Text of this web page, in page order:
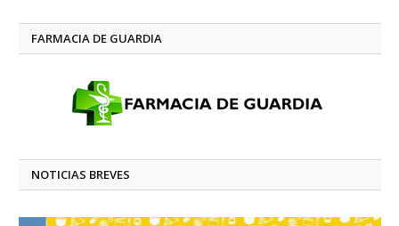
FARMACIA DE GUARDIA
NOTICIAS BREVES